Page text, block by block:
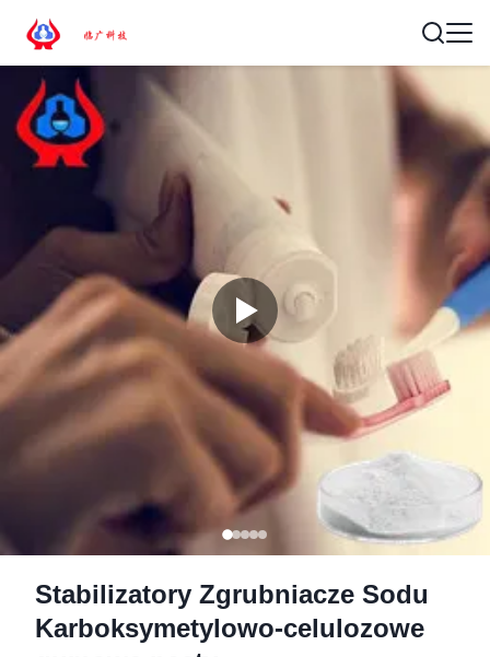
Stabilizatory Zgrubniacze Sodu
Karboksymetylowo-celulozowe